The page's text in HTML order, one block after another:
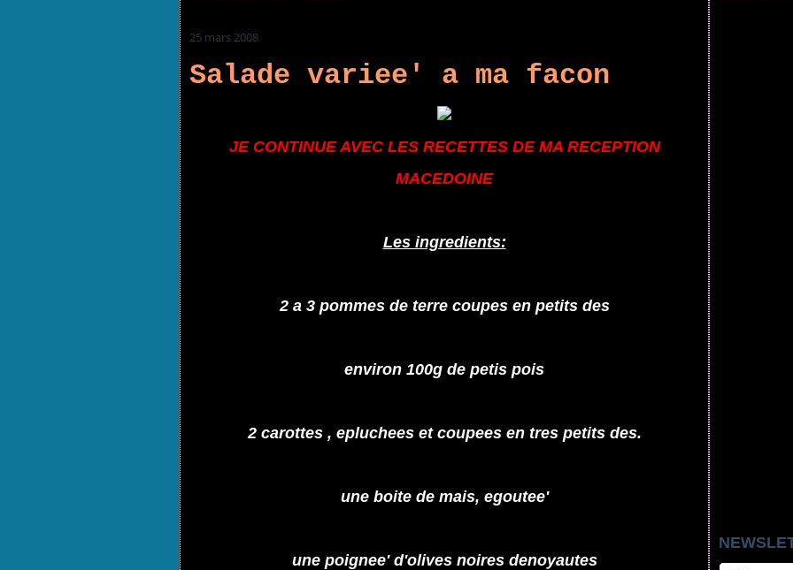
25 mars 2008
Salade variee' a ma facon
JE CONTINUE AVEC LES RECETTES DE MA RECEPTION
MACEDOINE
Les ingredients:
2 a 3 pommes de terre coupes en petits des
environ 100g de petis pois
2 carottes , epluchees et coupees en tres petits des.
une boite de mais, egoutee'
une poignee' d'olives noires denoyautes